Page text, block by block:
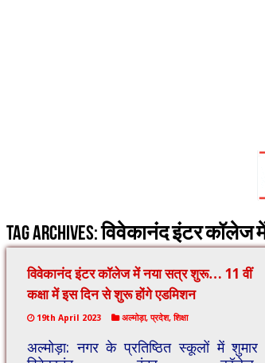
Tag Archives:विवेकानंद इंटर कॉलेज
विवेकानंद इंटर कॉलेज में नया सत्र शुरू… 11 वीं
कक्षा में इस दिन से शुरू होंगे एडमिशन
19th April 2023 अल्मोड़ा,प्रदेश,शिक्षा
अल्मोड़ा: नगर के प्रतिष्ठित स्कूलों में शुमार